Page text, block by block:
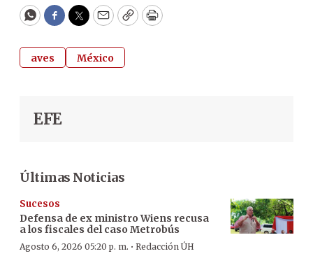
WhatsApp
Facebook
Twitter
EmailCopyPrint
aves México
EFE
Últimas Noticias
Sucesos
Defensa de ex ministro Wiens recusa
a los fiscales del caso Metrobús
Agosto 6, 2026 05:20 p. m. · Redacción ÚH